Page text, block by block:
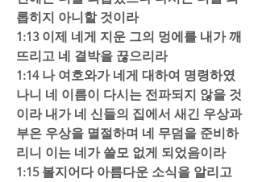
롭히지 아니할 것이라
1:13 이제 네게 지운 그의 멍에를 내가 깨
뜨리고 네 결박을 끊으리라
1:14 나 여호와가 네게 대하여 명령하였
나니 네 이름이 다시는 전파되지 않을 것
이라 내가 네 신들의 집에서 새긴 우상과
부은 우상을 멸절하며 네 무덤을 준비하
리니 이는 네가 쓸모 없게 되었음이라
1:15 볼지어다 아름다운 소식을 알리고